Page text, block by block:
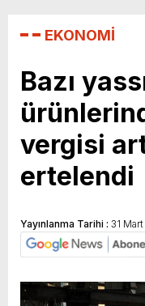
EKONOMİ
Bazı
vergisi
ertelendi
Yayınlanma Tarihi : 31